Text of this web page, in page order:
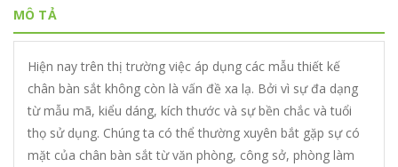
MÔ TẢ
Hiện nay trên thị trường việc áp dụng các mẫu thiết kế
chân bàn sắt không còn là vấn đề xa lạ. Bởi vì sự đa dạng
từ mẫu mã, kiểu dáng, kích thước và sự bền chắc và tuổi
thọ sử dụng. Chúng ta có thể thường xuyên bắt gặp sự có
mặt của chân bàn sắt từ văn phòng, công sở, phòng làm